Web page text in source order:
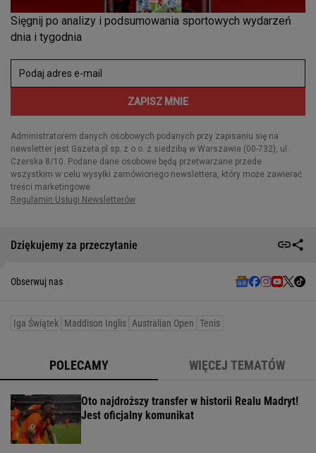
Dziękujemy za przeczytanie
Obserwuj nas
Iga Świątek Maddison Inglis Australian Open Tenis
POLECAMY WIĘCEJ TEMATÓW
Oto najdroższy transfer w historii Realu Madryt!
Jest oficjalny komunikat